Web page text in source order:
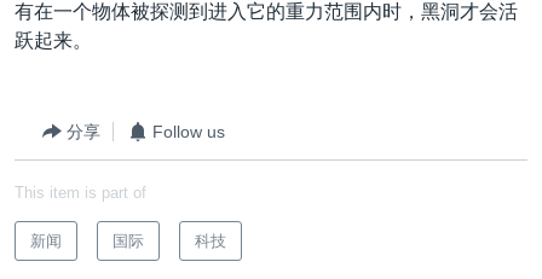
有在一个物体被探测到进入它的重力范围内时，黑洞才会活
跃起来。
分享 Follow us
This item is part of
新闻 国际 科技